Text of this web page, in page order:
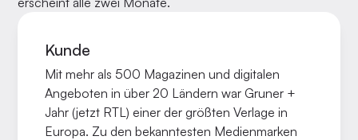
Kunde
Mit mehr als 500 Magazinen und digitalen
Angeboten in über 20 Ländern war Gruner +
Jahr (jetzt RTL) einer der größten Verlage in
Europa. Zu den bekanntesten Medienmarken